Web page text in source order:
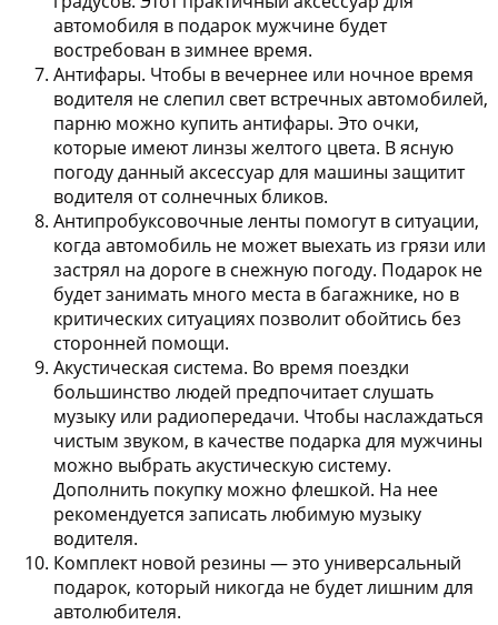
автомобиля в подарок мужчине будет
востребован в зимнее время.
Антифары. Чтобы в вечернее или ночное время
водителя не слепил свет встречных автомобилей,
парню можно купить антифары. Это очки,
которые имеют линзы желтого цвета. В ясную
погоду данный аксессуар для машины защитит
водителя от солнечных бликов.
Антипробуксовочные ленты помогут в ситуации,
когда автомобиль не может выехать из грязи или
застрял на дороге в снежную погоду. Подарок не
будет занимать много места в багажнике, но в
критических ситуациях позволит обойтись без
сторонней помощи.
Акустическая система. Во время поездки
большинство людей предпочитает слушать
музыку или радиопередачи. Чтобы наслаждаться
чистым звуком, в качестве подарка для мужчины
можно выбрать акустическую систему.
Дополнить покупку можно флешкой. На нее
рекомендуется записать любимую музыку
водителя.
Комплект новой резины — это универсальный
подарок, который никогда не будет лишним для
автолюбителя.